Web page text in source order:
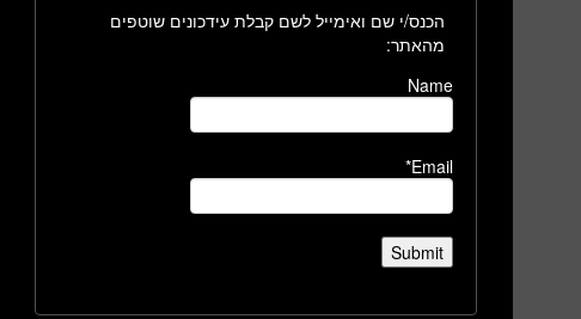
הכנס/י שם ואימייל לשם קבלת עידכונים שוטפים
מהאתר:
Name
Email*